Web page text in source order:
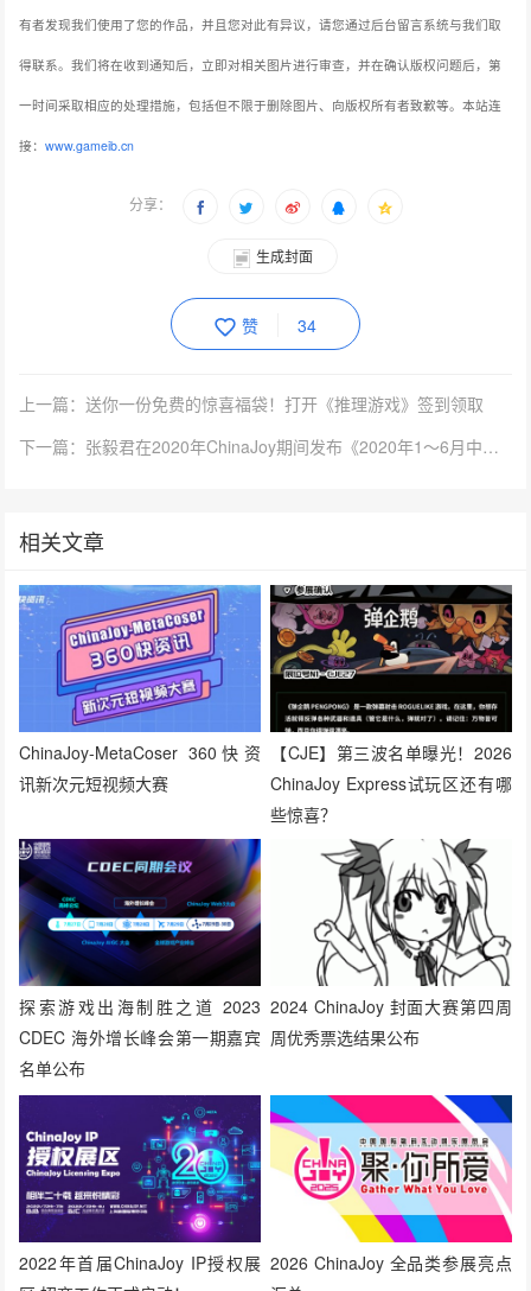
有者发现我们使用了您的作品，并且您对此有异议，请您通过后台留言系统与我们取
得联系。我们将在收到通知后，立即对相关图片进行审查，并在确认版权问题后，第
一时间采取相应的处理措施，包括但不限于删除图片、向版权所有者致歉等。本站连
接：www.gameib.cn
分享：
生成封面
赞 34
上一篇：送你一份免费的惊喜福袋！打开《推理游戏》签到领取
下一篇：张毅君在2020年ChinaJoy期间发布《2020年1～6月中国游戏产业报告》
相关文章
ChinaJoy-MetaCoser 360快资
讯新次元短视频大赛
【CJE】第三波名单曝光！2026
ChinaJoy Express试玩区还有哪
些惊喜？
探索游戏出海制胜之道 2023
CDEC 海外增长峰会第一期嘉宾
名单公布
2024 ChinaJoy 封面大赛第四周
周优秀票选结果公布
2022年首届ChinaJoy IP授权展 2026 ChinaJoy 全品类参展亮点